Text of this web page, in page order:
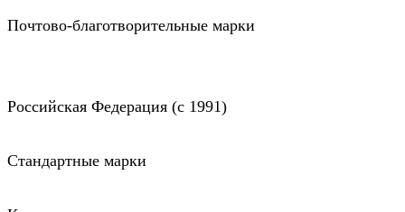
Почтово-благотворительные марки
Российская Федерация (c 1991)
Стандартные марки